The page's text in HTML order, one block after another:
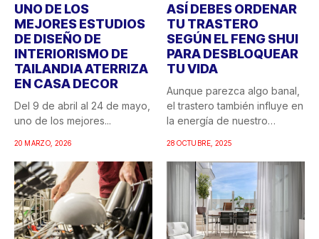
UNO DE LOS
MEJORES ESTUDIOS
DE DISEÑO DE
INTERIORISMO DE
TAILANDIA ATERRIZA
EN CASA DECOR
Del 9 de abril al 24 de mayo,
uno de los mejores...
20 MARZO, 2026
ASÍ DEBES ORDENAR
TU TRASTERO
SEGÚN EL FENG SHUI
PARA DESBLOQUEAR
TU VIDA
Aunque parezca algo banal,
el trastero también influye en
la energía de nuestro
28 OCTUBRE, 2025